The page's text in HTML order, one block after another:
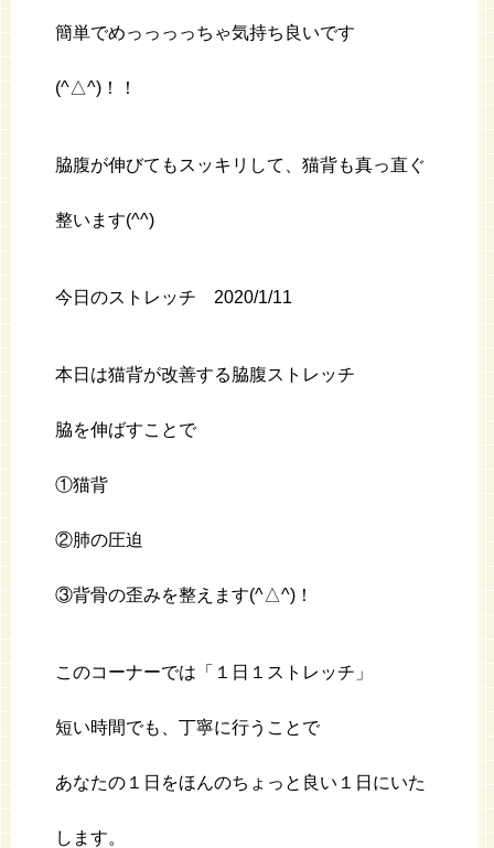
簡単でめっっっっちゃ気持ち良いです
(^△^)！！
脇腹が伸びてもスッキリして、猫背も真っ直ぐ
整います(^^)
今日のストレッチ 2020/1/11
本日は猫背が改善する脇腹ストレッチ
脇を伸ばすことで
①猫背
②肺の圧迫
③背骨の歪みを整えます(^△^)！
このコーナーでは「１日１ストレッチ」
短い時間でも、丁寧に行うことで
あなたの１日をほんのちょっと良い１日にいた
します。